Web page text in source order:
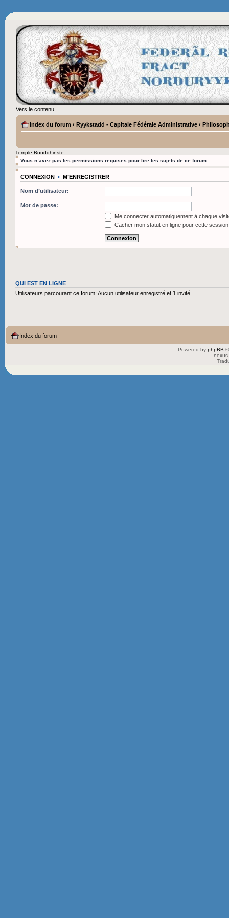
Vers le contenu
Index du forum ‹ Ryykstadd - Capitale Fédérale Administrative ‹
Temple Bouddhinste
Vous n’avez pas les permissions requises pour lire les sujets de ce forum.
CONNEXION • M’ENREGISTRER
Nom d’utilisateur:
Mot de passe:
Me connecter automatiquement à chaque
Cacher mon statut en ligne pour cette session
QUI EST EN LIGNE
Utilisateurs parcourant ce forum: Aucun utilisateur enregistré et 1 invité
Index du forum
Powered by phpBB